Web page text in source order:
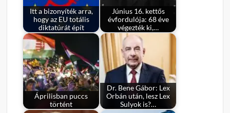
Itt a bizonyíték arra,
hogy az EU totális
diktatúrát épít
Június 16. kettős
évfordulója: 68 éve
végezték ki,…
Áprilisban puccs
történt
Dr. Bene Gábor: Lex
Orbán után, lesz Lex
Sulyok is?…